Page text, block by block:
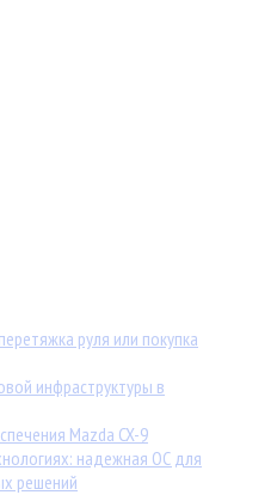
руля или покупка
инфраструктуры в
Mazda CX-9
надежная ОС для
решений